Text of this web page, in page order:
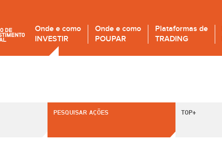
Onde e como
INVESTIR
Onde e como
POUPAR
Plataformas de
TRADING
PESQUISAR AÇÕES TOP+